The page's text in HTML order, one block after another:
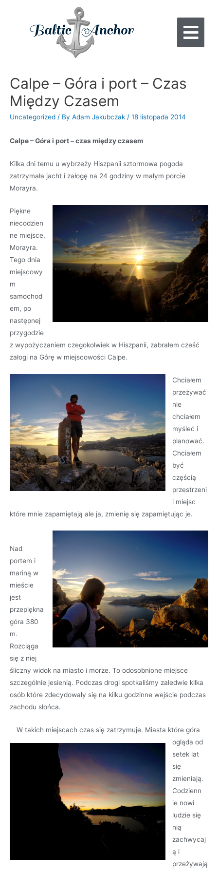
Calpe – Góra i port – Czas
Między Czasem
Uncategorized / By Adam Jakubczak / 18 listopada 2014
Calpe – Góra i port – czas między czasem
Kilka dni temu u wybrzeży Hiszpanii sztormowa pogoda
zatrzymała jacht i załogę na 24 godziny w małym porcie
Morayra.
Piękne
niecodzien
ne miejsce,
Morayra.
Tego dnia
miejscowy
m
samochod
em, po
następnej
przygodzie
z wypożyczaniem czegokolwiek w Hiszpanii, zabrałem cześć
załogi na Górę w miejscowości Calpe.
Chciałem
przeżywać
nie
chciałem
myśleć i
planować.
Chciałem
być
częścią
przestrzeni
i miejsc
które mnie zapamiętają ale ja, zmienię się zapamiętując je.
Nad
portem i
mariną w
mieście
jest
przepiękna
góra 380
m.
Rozciąga
się z niej
śliczny widok na miasto i morze. To odosobnione miejsce
szczególnie jesienią. Podczas drogi spotkaliśmy zaledwie kilka
osób które zdecydowały się na kilku godzinne wejście podczas
zachodu słońca.
W takich miejscach czas się zatrzymuje. Miasta które góra
ogląda od
setek lat
się
zmieniają.
Codzienn
ie nowi
ludzie się
nią
zachwycaj
ą i
przeżywają